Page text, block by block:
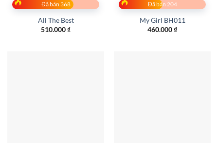
Đã bán 368
All The Best
510.000₫
Đã bán 204
My Girl BH011
460.000₫